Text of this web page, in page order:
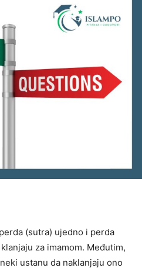
(sutra) ujedno i perda
za imamom. Međutim,
ustanu da naklanjaju ono